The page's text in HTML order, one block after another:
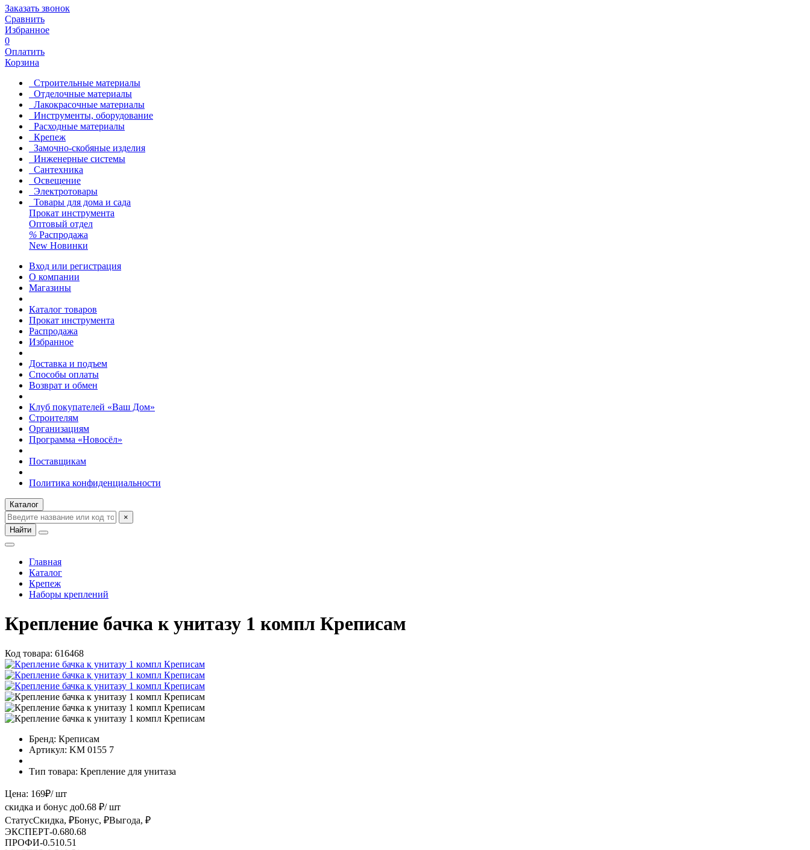
Заказать звонок
Сравнить
Избранное
0
Оплатить
Корзина
Строительные материалы
Отделочные материалы
Лакокрасочные материалы
Инструменты, оборудование
Расходные материалы
Крепеж
Замочно-скобяные изделия
Инженерные системы
Сантехника
Освещение
Электротовары
Товары для дома и сада
Прокат инструмента
Оптовый отдел
% Распродажа
New Новинки
Вход или регистрация
О компании
Магазины
Каталог товаров
Прокат инструмента
Распродажа
Избранное
Доставка и подъем
Способы оплаты
Возврат и обмен
Клуб покупателей «Ваш Дом»
Строителям
Организациям
Программа «Новосёл»
Поставщикам
Политика конфиденциальности
Каталог
×
Найти
Главная
Каталог
Крепеж
Наборы креплений
Крепление бачка к унитазу 1 компл Креписам
Код товара: 616468
Бренд: Креписам
Артикул: KM 0155 7
Тип товара: Крепление для унитаза
Цена: 169₽/ шт
скидка и бонус до0.68 ₽/ шт
СтатусСкидка, ₽Бонус, ₽Выгода, ₽
ЭКСПЕРТ-0.680.68
ПРОФИ-0.510.51